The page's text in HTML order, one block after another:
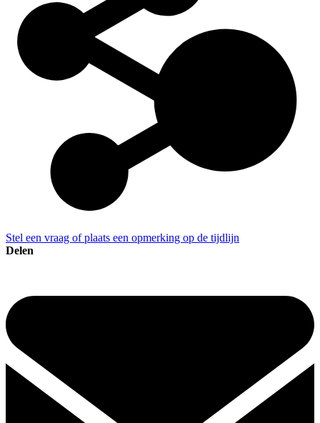
Stel een vraag of plaats een opmerking op de tijdlijn
Delen